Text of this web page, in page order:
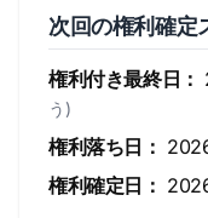
次回の権利確定
権利付き最終日：
う)
権利落ち日：
権利確定日：